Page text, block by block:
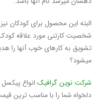
البته این محصول برای کودکان
شخصیت کارتنی مورد علاقه
تشویق به کارهای خوب آنها را
میشود؟
شرکت نوین گرافیک انواع
دلخواه شما را با مناسب ترین